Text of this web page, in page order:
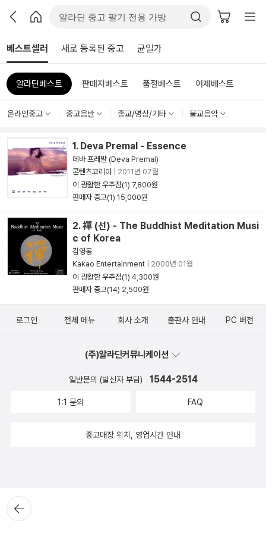
베스트셀러 새로 등록된 중고 균일가
알라딘베스트 판매자베스트 품절베스트 어제베스트
온라인중고 중고음반 종교/명상/기타 불교음악
1. Deva Premal - Essence
데바 프레말 (Deva Premal)
콘텐츠코리아| 2011년 07월
이 광활한 우주점(1) 7,800원
판매자 중고(1) 15,000원
2. 禪 (선) - The Buddhist Meditation Musi
c of Korea
김영동
Kakao Entertainment
2000년 01월
이 광활한 우주점(1) 4,300원
판매자 중고(14) 2,500원
뒤로가
기
로그인 전체 메뉴 회사 소개 출판사 안내 PC 버전
(주)알라딘커뮤니케이션
일반문의 (발신자 부담) 1544-2514
1:1 문의 FAQ
중고매장 위치, 영업시간 안내